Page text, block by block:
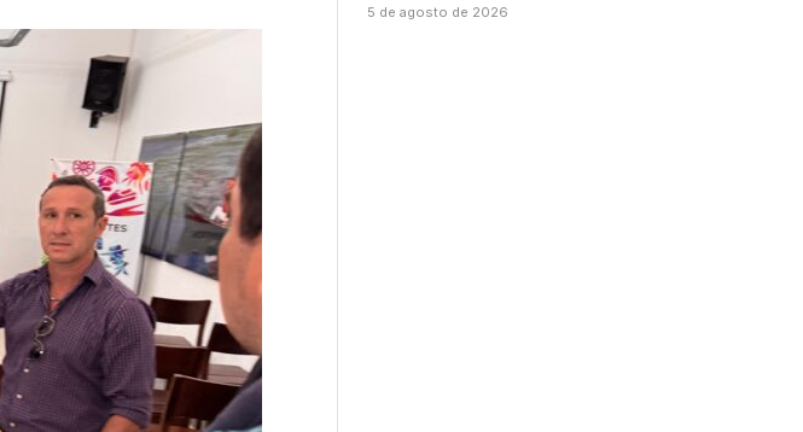
5 de agosto de 2026